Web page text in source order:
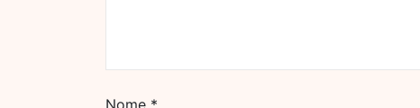
Nome *